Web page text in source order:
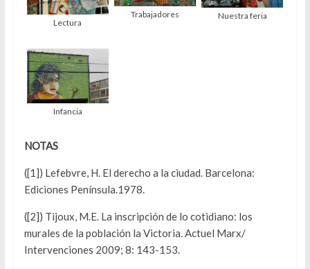
Lectura
Trabajadores Nuestra feria
Infancia
NOTAS
([1]) Lefebvre, H. El derecho a la ciudad. Barcelona:
Ediciones Península.1978.
([2]) Tijoux, M.E. La inscripción de lo cotidiano: los
murales de la población la Victoria. Actuel Marx/
Intervenciones 2009; 8: 143-153.